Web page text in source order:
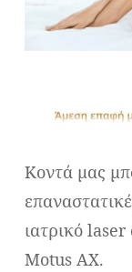
Κοντά μας
ιατρικό
Motus AX.